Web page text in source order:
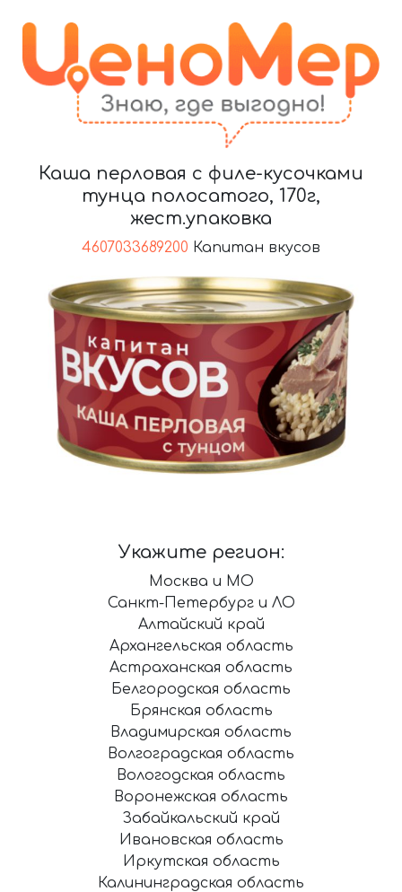
Каша перловая с филе-кусочками
тунца полосатого, 170г,
жест.упаковка
4607033689200 Капитан вкусов
Укажите регион:
Москва и МО
Санкт-Петербург и ЛО
Алтайский край
Архангельская область
Астраханская область
Белгородская область
Брянская область
Владимирская область
Волгоградская область
Вологодская область
Воронежская область
Забайкальский край
Ивановская область
Иркутская область
Калининградская область